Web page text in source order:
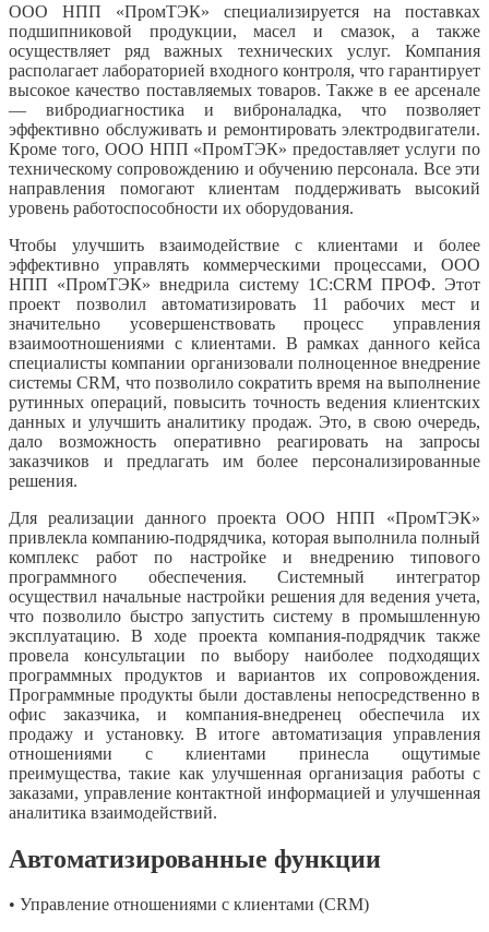
ООО НПП «ПромТЭК» специализируется на поставках
подшипниковой продукции, масел и смазок, а также
осуществляет ряд важных технических услуг. Компания
располагает лабораторией входного контроля, что гарантирует
высокое качество поставляемых товаров. Также в ее арсенале
— вибродиагностика и виброналадка, что позволяет
эффективно обслуживать и ремонтировать электродвигатели.
Кроме того, ООО НПП «ПромТЭК» предоставляет услуги по
техническому сопровождению и обучению персонала. Все эти
направления помогают клиентам поддерживать высокий
уровень работоспособности их оборудования.
Чтобы улучшить взаимодействие с клиентами и более
эффективно управлять коммерческими процессами, ООО
НПП «ПромТЭК» внедрила систему 1С:CRM ПРОФ. Этот
проект позволил автоматизировать 11 рабочих мест и
значительно усовершенствовать процесс управления
взаимоотношениями с клиентами. В рамках данного кейса
специалисты компании организовали полноценное внедрение
системы CRM, что позволило сократить время на выполнение
рутинных операций, повысить точность ведения клиентских
данных и улучшить аналитику продаж. Это, в свою очередь,
дало возможность оперативно реагировать на запросы
заказчиков и предлагать им более персонализированные
решения.
Для реализации данного проекта ООО НПП «ПромТЭК»
привлекла компанию-подрядчика, которая выполнила полный
комплекс работ по настройке и внедрению типового
программного обеспечения. Системный интегратор
осуществил начальные настройки решения для ведения учета,
что позволило быстро запустить систему в промышленную
эксплуатацию. В ходе проекта компания-подрядчик также
провела консультации по выбору наиболее подходящих
программных продуктов и вариантов их сопровождения.
Программные продукты были доставлены непосредственно в
офис заказчика, и компания-внедренец обеспечила их
продажу и установку. В итоге автоматизация управления
отношениями с клиентами принесла ощутимые
преимущества, такие как улучшенная организация работы с
заказами, управление контактной информацией и улучшенная
аналитика взаимодействий.
Автоматизированные функции
• Управление отношениями с клиентами (CRM)